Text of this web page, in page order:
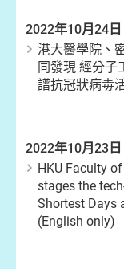
2022年10月24日
港大醫學院、
同發現 經分子
譜抗冠狀病毒
2022年10月23日
HKU Faculty
stages the
Shortest Days
(English only)